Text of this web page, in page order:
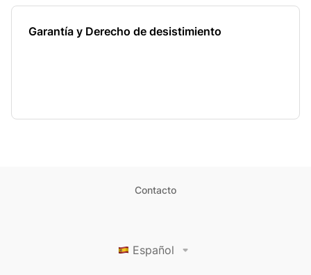
Garantía y Derecho de desistimiento
Contacto
Español